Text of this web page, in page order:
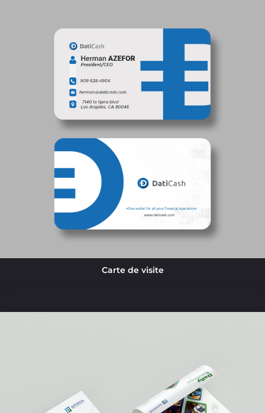
Carte de visite